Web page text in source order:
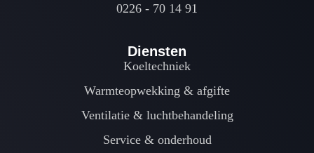
0226 - 70 14 91
Diensten
Koeltechniek
Warmteopwekking & afgifte
Ventilatie & luchtbehandeling
Service & onderhoud